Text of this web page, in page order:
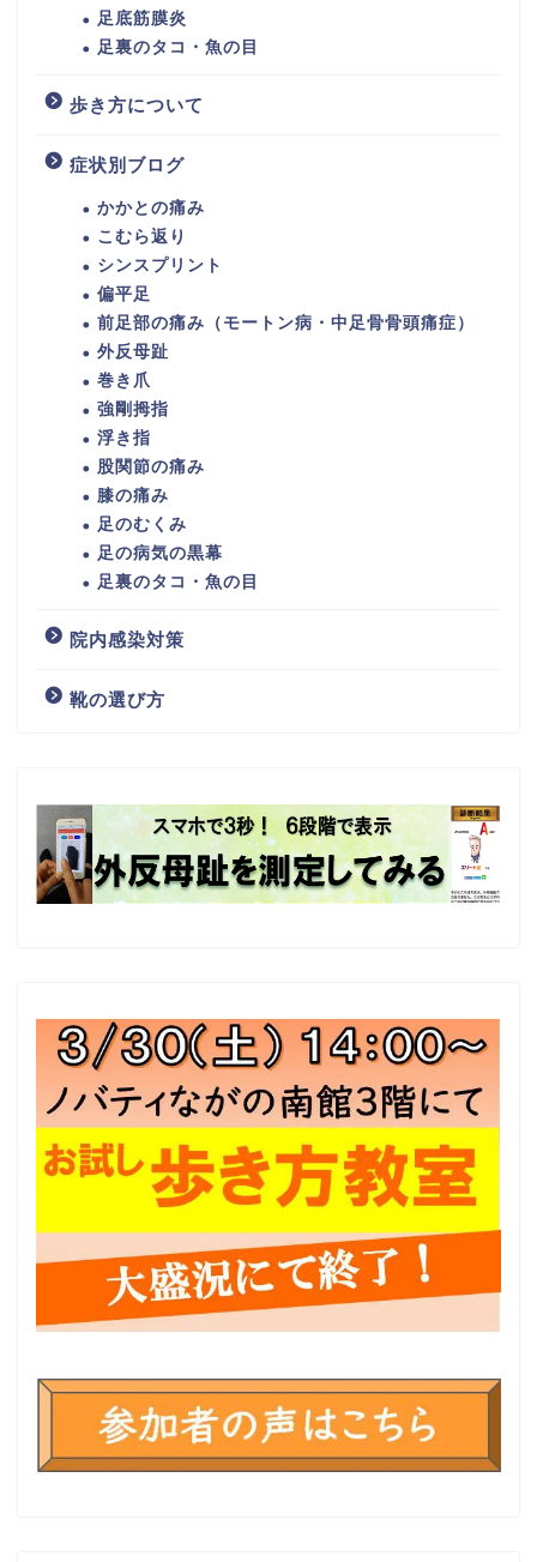
足底筋膜炎
足裏のタコ・魚の目
歩き方について
症状別ブログ
かかとの痛み
こむら返り
シンスプリント
偏平足
前足部の痛み（モートン病・中足骨骨頭痛症）
外反母趾
巻き爪
強剛拇指
浮き指
股関節の痛み
膝の痛み
足のむくみ
足の病気の黒幕
足裏のタコ・魚の目
院内感染対策
靴の選び方